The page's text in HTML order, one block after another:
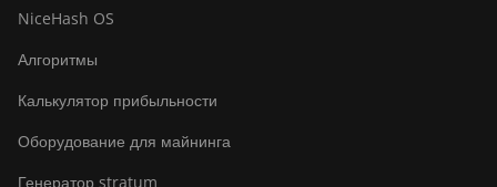
BITMAIN Antminer T21
(190TH)
Baikal BK-G28
Baikal Giant X10
Baikal Giant+
NiceHash OS
Алгоритмы
Калькулятор прибыльности
Оборудование для майнинга
Генератор stratum